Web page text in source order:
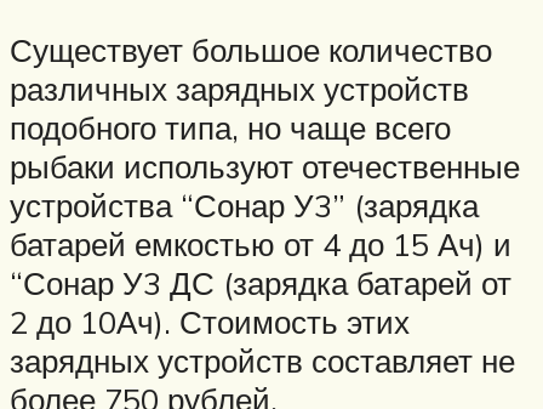
Существует большое количество
различных зарядных устройств
подобного типа, но чаще всего
рыбаки используют отечественные
устройства “Сонар У3” (зарядка
батарей емкостью от 4 до 15 Ач) и
“Сонар У3 ДС (зарядка батарей от
2 до 10Ач). Стоимость этих
зарядных устройств составляет не
более 750 рублей.